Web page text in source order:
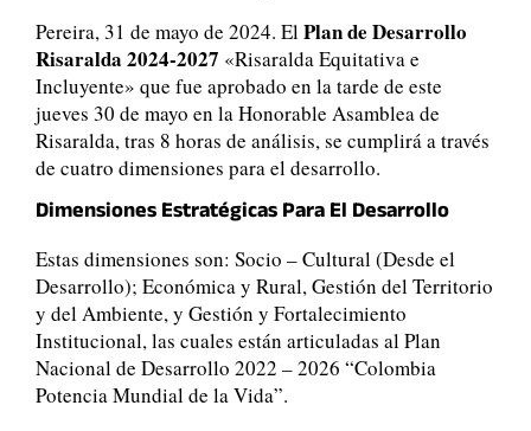
Pereira, 31 de mayo de 2024. ElPlan de Desarrollo
Risaralda 2024-2027 «Risaralda Equitativa e
Incluyente» que fue aprobado en la tarde de este
jueves 30 de mayo en la Honorable Asamblea de
Risaralda, tras 8 horas de análisis, se cumplirá a través
de cuatro dimensiones para el desarrollo.
Dimensiones Estratégicas Para El Desarrollo
Estas dimensiones son: Socio – Cultural (Desde el
Desarrollo); Económica y Rural, Gestión del Territorio
y del Ambiente, y Gestión y Fortalecimiento
Institucional, las cuales están articuladas al Plan
Nacional de Desarrollo 2022 – 2026 “Colombia
Potencia Mundial de la Vida”.